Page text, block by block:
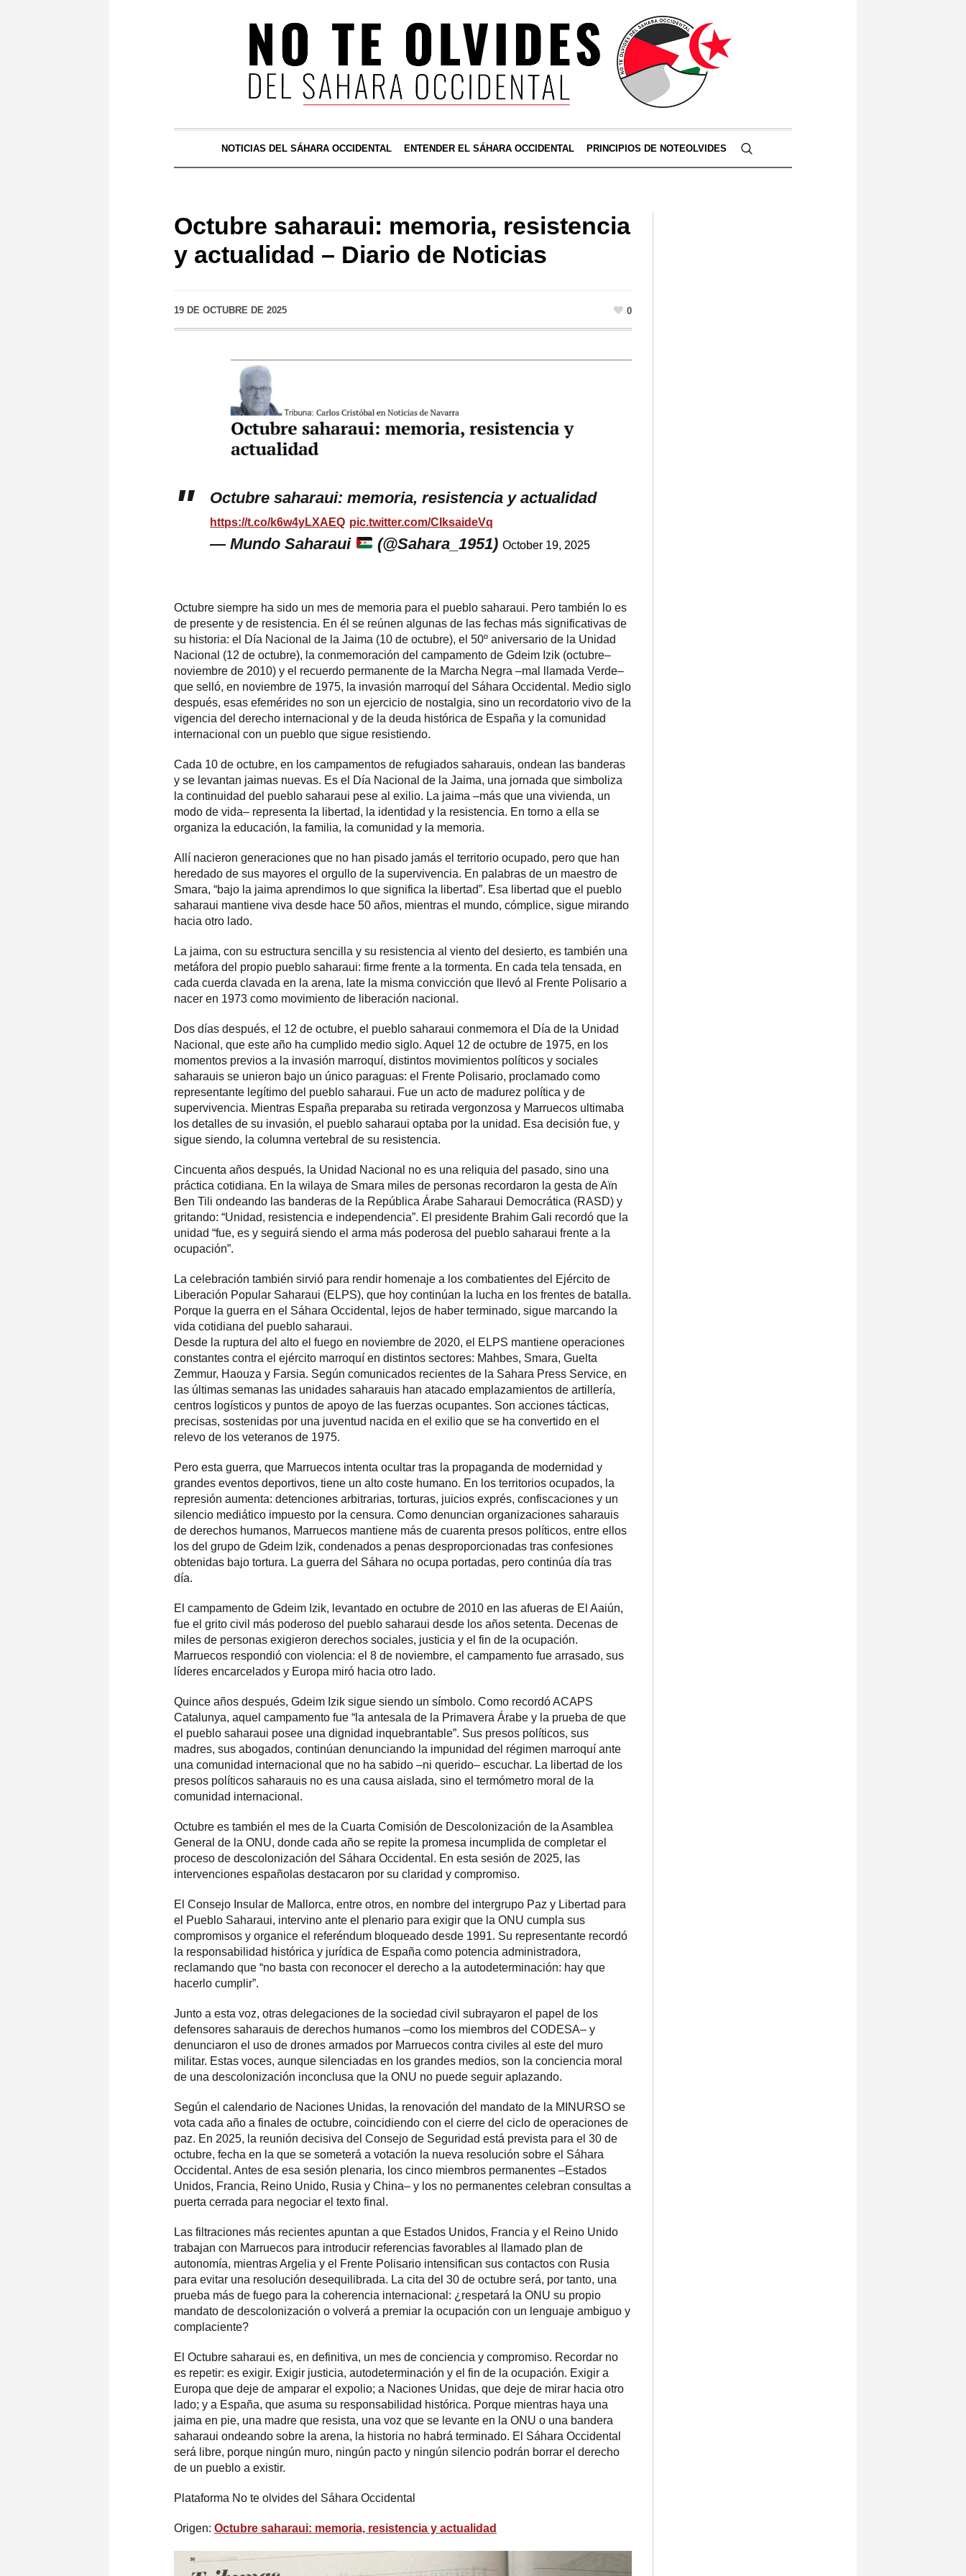
NOTICIAS DEL SÁHARA OCCIDENTAL ENTENDER EL SÁHARA OCCIDENTAL PRINCIPIOS DE NOTEOLVIDES
Octubre saharaui: memoria, resistencia
y actualidad – Diario de Noticias
19 DE OCTUBRE DE 2025 0
Octubre saharaui: memoria, resistencia y actualidad
https://t.co/k6w4yLXAEQ pic.twitter.com/CIksaideVq
— Mundo Saharaui (@Sahara_1951)October 19, 2025
Octubre siempre ha sido un mes de memoria para el pueblo saharaui. Pero también lo es
de presente y de resistencia. En él se reúnen algunas de las fechas más significativas de
su historia: el Día Nacional de la Jaima (10 de octubre), el 50º aniversario de la Unidad
Nacional (12 de octubre), la conmemoración del campamento de Gdeim Izik (octubre–
noviembre de 2010) y el recuerdo permanente de la Marcha Negra –mal llamada Verde–
que selló, en noviembre de 1975, la invasión marroquí del Sáhara Occidental. Medio siglo
después, esas efemérides no son un ejercicio de nostalgia, sino un recordatorio vivo de la
vigencia del derecho internacional y de la deuda histórica de España y la comunidad
internacional con un pueblo que sigue resistiendo.
Cada 10 de octubre, en los campamentos de refugiados saharauis, ondean las banderas
y se levantan jaimas nuevas. Es el Día Nacional de la Jaima, una jornada que simboliza
la continuidad del pueblo saharaui pese al exilio. La jaima –más que una vivienda, un
modo de vida– representa la libertad, la identidad y la resistencia. En torno a ella se
organiza la educación, la familia, la comunidad y la memoria.
Allí nacieron generaciones que no han pisado jamás el territorio ocupado, pero que han
heredado de sus mayores el orgullo de la supervivencia. En palabras de un maestro de
Smara, “bajo la jaima aprendimos lo que significa la libertad”. Esa libertad que el pueblo
saharaui mantiene viva desde hace 50 años, mientras el mundo, cómplice, sigue mirando
hacia otro lado.
La jaima, con su estructura sencilla y su resistencia al viento del desierto, es también una
metáfora del propio pueblo saharaui: firme frente a la tormenta. En cada tela tensada, en
cada cuerda clavada en la arena, late la misma convicción que llevó al Frente Polisario a
nacer en 1973 como movimiento de liberación nacional.
Dos días después, el 12 de octubre, el pueblo saharaui conmemora el Día de la Unidad
Nacional, que este año ha cumplido medio siglo. Aquel 12 de octubre de 1975, en los
momentos previos a la invasión marroquí, distintos movimientos políticos y sociales
saharauis se unieron bajo un único paraguas: el Frente Polisario, proclamado como
representante legítimo del pueblo saharaui. Fue un acto de madurez política y de
supervivencia. Mientras España preparaba su retirada vergonzosa y Marruecos ultimaba
los detalles de su invasión, el pueblo saharaui optaba por la unidad. Esa decisión fue, y
sigue siendo, la columna vertebral de su resistencia.
Cincuenta años después, la Unidad Nacional no es una reliquia del pasado, sino una
práctica cotidiana. En la wilaya de Smara miles de personas recordaron la gesta de Aïn
Ben Tili ondeando las banderas de la República Árabe Saharaui Democrática (RASD) y
gritando: “Unidad, resistencia e independencia”. El presidente Brahim Gali recordó que la
unidad “fue, es y seguirá siendo el arma más poderosa del pueblo saharaui frente a la
ocupación”.
La celebración también sirvió para rendir homenaje a los combatientes del Ejército de
Liberación Popular Saharaui (ELPS), que hoy continúan la lucha en los frentes de batalla.
Porque la guerra en el Sáhara Occidental, lejos de haber terminado, sigue marcando la
vida cotidiana del pueblo saharaui.
Desde la ruptura del alto el fuego en noviembre de 2020, el ELPS mantiene operaciones
constantes contra el ejército marroquí en distintos sectores: Mahbes, Smara, Guelta
Zemmur, Haouza y Farsia. Según comunicados recientes de la Sahara Press Service, en
las últimas semanas las unidades saharauis han atacado emplazamientos de artillería,
centros logísticos y puntos de apoyo de las fuerzas ocupantes. Son acciones tácticas,
precisas, sostenidas por una juventud nacida en el exilio que se ha convertido en el
relevo de los veteranos de 1975.
Pero esta guerra, que Marruecos intenta ocultar tras la propaganda de modernidad y
grandes eventos deportivos, tiene un alto coste humano. En los territorios ocupados, la
represión aumenta: detenciones arbitrarias, torturas, juicios exprés, confiscaciones y un
silencio mediático impuesto por la censura. Como denuncian organizaciones saharauis
de derechos humanos, Marruecos mantiene más de cuarenta presos políticos, entre ellos
los del grupo de Gdeim Izik, condenados a penas desproporcionadas tras confesiones
obtenidas bajo tortura. La guerra del Sáhara no ocupa portadas, pero continúa día tras
día.
El campamento de Gdeim Izik, levantado en octubre de 2010 en las afueras de El Aaiún,
fue el grito civil más poderoso del pueblo saharaui desde los años setenta. Decenas de
miles de personas exigieron derechos sociales, justicia y el fin de la ocupación.
Marruecos respondió con violencia: el 8 de noviembre, el campamento fue arrasado, sus
líderes encarcelados y Europa miró hacia otro lado.
Quince años después, Gdeim Izik sigue siendo un símbolo. Como recordó ACAPS
Catalunya, aquel campamento fue “la antesala de la Primavera Árabe y la prueba de que
el pueblo saharaui posee una dignidad inquebrantable”. Sus presos políticos, sus
madres, sus abogados, continúan denunciando la impunidad del régimen marroquí ante
una comunidad internacional que no ha sabido –ni querido– escuchar. La libertad de los
presos políticos saharauis no es una causa aislada, sino el termómetro moral de la
comunidad internacional.
Octubre es también el mes de la Cuarta Comisión de Descolonización de la Asamblea
General de la ONU, donde cada año se repite la promesa incumplida de completar el
proceso de descolonización del Sáhara Occidental. En esta sesión de 2025, las
intervenciones españolas destacaron por su claridad y compromiso.
El Consejo Insular de Mallorca, entre otros, en nombre del intergrupo Paz y Libertad para
el Pueblo Saharaui, intervino ante el plenario para exigir que la ONU cumpla sus
compromisos y organice el referéndum bloqueado desde 1991. Su representante recordó
la responsabilidad histórica y jurídica de España como potencia administradora,
reclamando que “no basta con reconocer el derecho a la autodeterminación: hay que
hacerlo cumplir”.
Junto a esta voz, otras delegaciones de la sociedad civil subrayaron el papel de los
defensores saharauis de derechos humanos –como los miembros del CODESA– y
denunciaron el uso de drones armados por Marruecos contra civiles al este del muro
militar. Estas voces, aunque silenciadas en los grandes medios, son la conciencia moral
de una descolonización inconclusa que la ONU no puede seguir aplazando.
Según el calendario de Naciones Unidas, la renovación del mandato de la MINURSO se
vota cada año a finales de octubre, coincidiendo con el cierre del ciclo de operaciones de
paz. En 2025, la reunión decisiva del Consejo de Seguridad está prevista para el 30 de
octubre, fecha en la que se someterá a votación la nueva resolución sobre el Sáhara
Occidental. Antes de esa sesión plenaria, los cinco miembros permanentes –Estados
Unidos, Francia, Reino Unido, Rusia y China– y los no permanentes celebran consultas a
puerta cerrada para negociar el texto final.
Las filtraciones más recientes apuntan a que Estados Unidos, Francia y el Reino Unido
trabajan con Marruecos para introducir referencias favorables al llamado plan de
autonomía, mientras Argelia y el Frente Polisario intensifican sus contactos con Rusia
para evitar una resolución desequilibrada. La cita del 30 de octubre será, por tanto, una
prueba más de fuego para la coherencia internacional: ¿respetará la ONU su propio
mandato de descolonización o volverá a premiar la ocupación con un lenguaje ambiguo y
complaciente?
El Octubre saharaui es, en definitiva, un mes de conciencia y compromiso. Recordar no
es repetir: es exigir. Exigir justicia, autodeterminación y el fin de la ocupación. Exigir a
Europa que deje de amparar el expolio; a Naciones Unidas, que deje de mirar hacia otro
lado; y a España, que asuma su responsabilidad histórica. Porque mientras haya una
jaima en pie, una madre que resista, una voz que se levante en la ONU o una bandera
saharaui ondeando sobre la arena, la historia no habrá terminado. El Sáhara Occidental
será libre, porque ningún muro, ningún pacto y ningún silencio podrán borrar el derecho
de un pueblo a existir.
Plataforma No te olvides del Sáhara Occidental
Origen: Octubre saharaui: memoria, resistencia y actualidad